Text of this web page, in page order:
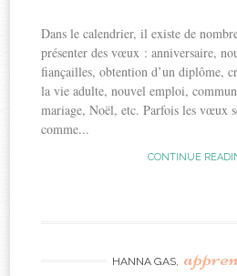
Dans le calendrier, il existe de
présenter des vœux : anniversaire,
fiançailles, obtention d’un diplôme,
la vie adulte, nouvel emploi,
mariage, Noël, etc. Parfois les vœux
comme...
CONTINUE
HANNA GAS,